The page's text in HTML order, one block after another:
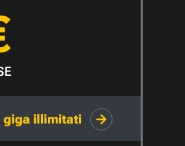
giga illimitati